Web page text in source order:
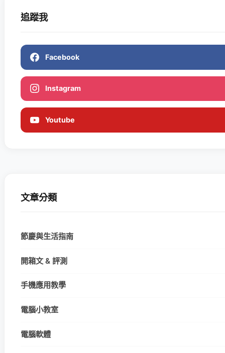
追蹤我
Facebook
Instagram
Youtube
文章分類
節慶與生活指南
開箱文 & 評測
手機應用教學
電腦小教室
電腦軟體